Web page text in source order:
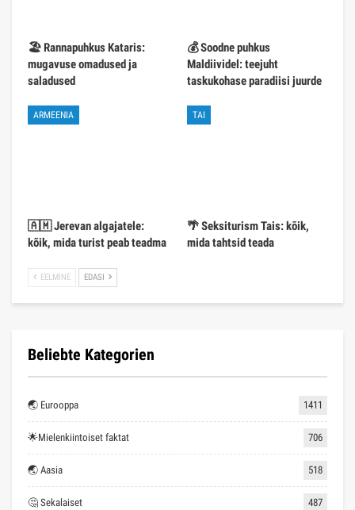
🏖️ Rannapuhkus Kataris:
mugavuse omadused ja
saladused
💰 Soodne puhkus
Maldiividel: teejuht
taskukohase paradiisi juurde
ARMEENIA
🇦🇲 Jerevan algajatele:
kõik, mida turist peab teadma
TAI
🌴 Seksiturism Tais: kõik,
mida tahtsid teada
EELMINE EDASI
Beliebte Kategorien
🌏 Eurooppa 1411
🌟Mielenkiintoiset faktat 706
🌏 Aasia 518
🤔 Sekalaiset 487